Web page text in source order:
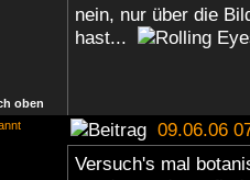
nein, nur über die
hast...
oben
09.06.06
Versuch's mal